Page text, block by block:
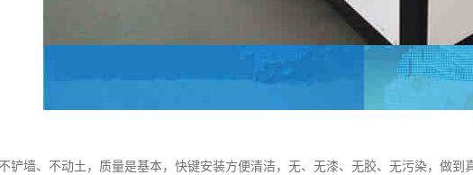
不铲墙、不动土，质量是基本，快键安装方便清洁，无、无漆、无胶、无污染，做